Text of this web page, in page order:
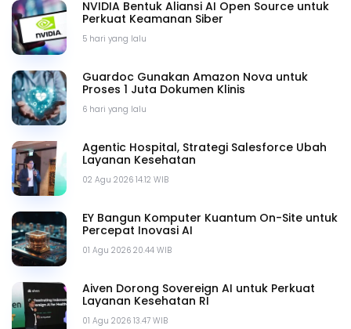
5 hari yang lalu
NVIDIA Bentuk Aliansi AI Open Source untuk
Perkuat Keamanan Siber
6 hari yang lalu
Guardoc Gunakan Amazon Nova untuk
Proses 1 Juta Dokumen Klinis
02 Agu 2026 14.12 WIB
Agentic Hospital, Strategi Salesforce Ubah
Layanan Kesehatan
01 Agu 2026 20.44 WIB
EY Bangun Komputer Kuantum On-Site untuk
Percepat Inovasi AI
01 Agu 2026 13.47 WIB
Aiven Dorong Sovereign AI untuk Perkuat
Layanan Kesehatan RI